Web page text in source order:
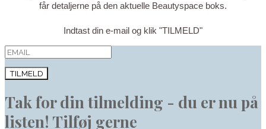
får detaljerne på den aktuelle Beautyspace boks.
Indtast din e-mail og klik "TILMELD"
TILMELD
Tak for din tilmelding - du er nu på
listen! Tilføj gerne